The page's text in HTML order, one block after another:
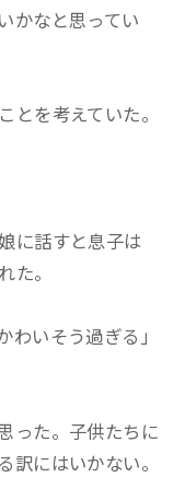
かなと思ってい
とを考えていた。
に話すと息子は
た。
わいそう過ぎる」
った。子供たちに
訳にはいかない。